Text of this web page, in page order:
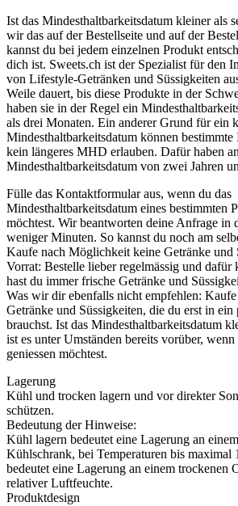
Ist das Mindesthaltbarkeitsdatum kleiner als
wir das auf der Bestellseite und auf der
kannst du bei jedem einzelnen Produkt
dich ist. Sweets.ch ist der Spezialist für den
von Lifestyle-Getränken und Süssigkeiten
Weile dauert, bis diese Produkte in der
haben sie in der Regel ein
als drei Monaten. Ein anderer Grund für ein
Mindesthaltbarkeitsdatum können bestimmte
kein längeres MHD erlauben. Dafür haben
Mindesthaltbarkeitsdatum von zwei Jahren
Fülle das Kontaktformular aus, wenn du das
Mindesthaltbarkeitsdatum eines bestimmten
möchtest. Wir beantworten deine Anfrage in
weniger Minuten. So kannst du noch am
Kaufe nach Möglichkeit keine Getränke und
Vorrat: Bestelle lieber regelmässig und dafür
hast du immer frische Getränke und
Was wir dir ebenfalls nicht empfehlen:
Getränke und Süssigkeiten, die du erst in ein
brauchst. Ist das Mindesthaltbarkeitsdatum
ist es unter Umständen bereits vorüber,
geniessen möchtest.
Lagerung
Kühl und trocken lagern und vor direkter
schützen.
Bedeutung der Hinweise:
Kühl lagern bedeutet eine Lagerung an
Kühlschrank, bei Temperaturen bis maximal
bedeutet eine Lagerung an einem trockenen
relativer Luftfeuchte.
Produktdesign